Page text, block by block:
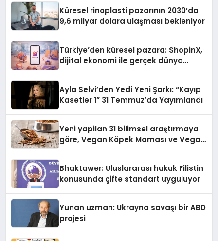
Küresel rinoplasti pazarının 2030’da
9,6 milyar dolara ulaşması bekleniyor
Türkiye’den küresel pazara: ShopinX,
dijital ekonomi ile gerçek dünya
Ayla Selvi’den Yedi Yeni Şarkı: “Kayıp
Kasetler 1” 31 Temmuz’da Yayımlandı
Yeni yapilan 31 bilimsel araştırmaya
göre, Vegan Köpek Maması ve Vegan
Bhaktawer: Uluslararası hukuk Filistin
konusunda çifte standart uyguluyor
Yunan uzman: Ukrayna savaşı bir ABD
projesi